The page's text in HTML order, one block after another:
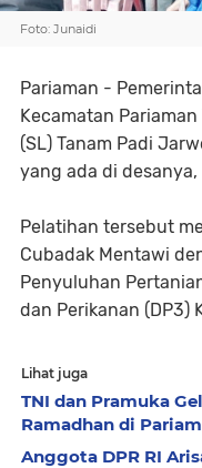
Foto: Junaidi
Pariaman -
Kecamatan
(SL) Tanam Padi
yang ada di desanya,
Pelatihan tersebut
Cubadak Mentawi
Penyuluhan
dan Perikanan (DP3)
Lihat juga
TNI dan Pramuka
Ramadhan di
Anggota DPR RI